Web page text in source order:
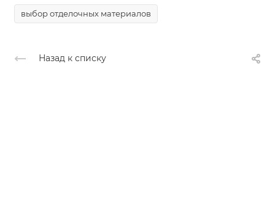
выбор отделочных материалов
Назад к списку